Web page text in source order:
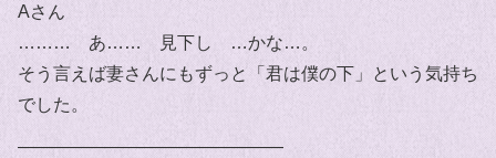
Aさん
……… あ…… 見下し …かな…。
そう言えば妻さんにもずっと「君は僕の下」という気持ち
でした。
———————————————